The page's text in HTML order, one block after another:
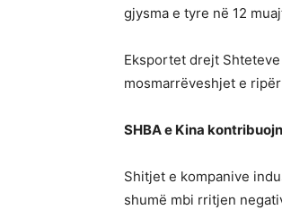
gjysma e tyre në 12
Eksportet drejt
mosmarrëveshjet e
SHBA e Kina
Shitjet e kompanive
shumë mbi rritjen